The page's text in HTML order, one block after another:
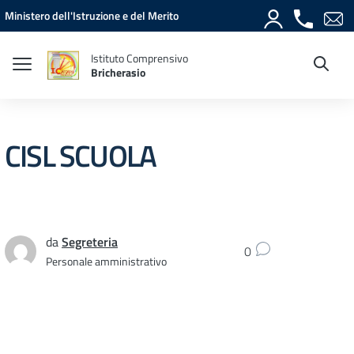
Vai ai contenuti
Vai al menu di navigazione
Vai al footer
Ministero dell'Istruzione e del Merito
Istituto Comprensivo
Bricherasio
CISL SCUOLA
daSegreteria
Personale amministrativo 0